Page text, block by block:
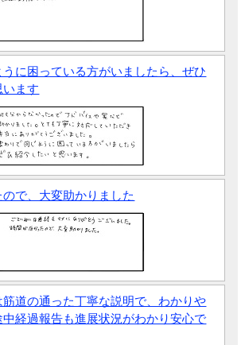
うに困っている方がいましたら、ぜひ
います
で、大変助かりました
筋道の通った丁寧な説明で、わかりや
経過報告も進展状況がわかり安心で